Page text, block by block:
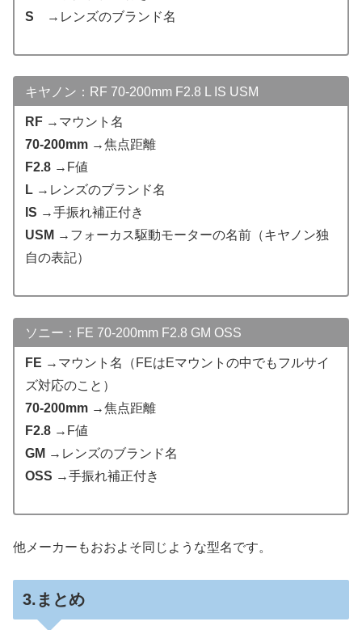
S →レンズのブランド名
キヤノン：RF 70-200mm F2.8 L IS USM
RF→マウント名
70-200mm→焦点距離
F2.8→F値
L→レンズのブランド名
IS →手振れ補正付き
USM →フォーカス駆動モーターの名前（キヤノン独
自の表記）
ソニー：FE 70-200mm F2.8 GM OSS
FE →マウント名（FEはEマウントの中でもフルサイ
ズ対応のこと）
70-200mm→焦点距離
F2.8→F値
GM →レンズのブランド名
OSS →手振れ補正付き
他メーカーもおおよそ同じような型名です。
3.まとめ